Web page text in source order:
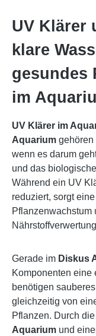
UV Klärer
klare
gesundes
im
UV Klärer im
Aquarium gehören
wenn es darum
und das
Während ein UV
reduziert, sorgt
Pflanzenwachstum
Gerade im Diskus
Komponenten
benötigen
gleichzeitig von
Pflanzen. Durch
Aquarium und